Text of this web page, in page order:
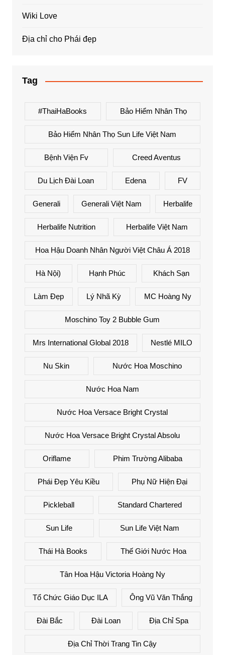
Wiki Love
Địa chỉ cho Phái đẹp
Tag
#ThaiHaBooks Bảo Hiểm Nhân Thọ
Bảo Hiểm Nhân Thọ Sun Life Việt Nam
Bệnh Viện Fv Creed Aventus
Du Lịch Đài Loan Edena FV
Generali Generali Việt Nam Herbalife
Herbalife Nutrition Herbalife Việt Nam
Hoa Hậu Doanh Nhân Người Việt Châu Á 2018
Hà Nội) Hạnh Phúc Khách Sạn
Làm Đẹp Lý Nhã Kỳ MC Hoàng Ny
Moschino Toy 2 Bubble Gum
Mrs International Global 2018 Nestlé MILO
Nu Skin Nước Hoa Moschino
Nước Hoa Nam
Nước Hoa Versace Bright Crystal
Nước Hoa Versace Bright Crystal Absolu
Oriflame Phim Trường Alibaba
Phái Đẹp Yêu Kiều Phụ Nữ Hiện Đại
Pickleball Standard Chartered
Sun Life Sun Life Việt Nam
Thái Hà Books Thế Giới Nước Hoa
Tân Hoa Hậu Victoria Hoàng Ny
Tổ Chức Giáo Dục ILA Ông Vũ Văn Thắng
Đài Bắc Đài Loan Địa Chỉ Spa
Địa Chỉ Thời Trang Tin Cậy